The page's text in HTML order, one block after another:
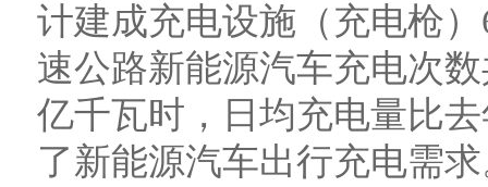
计建成充电设施（充电枪
速公路新能源汽车充电次
亿千瓦时，日均充电量比
了新能源汽车出行充电需